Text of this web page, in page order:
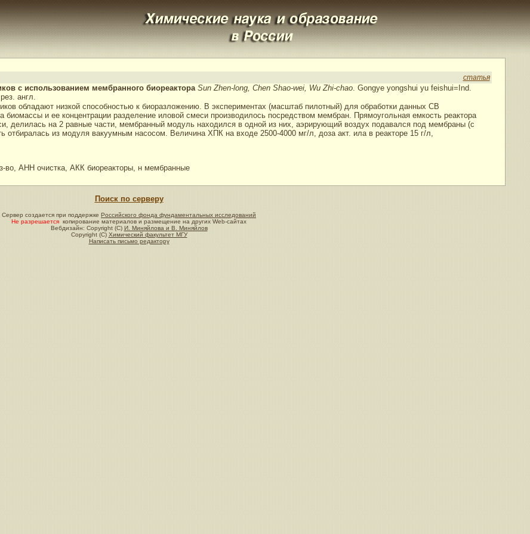
статья
с использованием мембранного биореактора Sun Zhen-long, Chen Shao-wei, Wu Zhi-chao. Gongye yongshui yu feishui=Ind.
англ.
обладают низкой способностью к биоразложению. В экспериментах (масштаб пилотный) для обработки данных СВ
биомассы и ее концентрации разделение иловой смеси производилось посредством мембран. Прямоугольная емкость реактора
делилась на 2 равные части, мембранный модуль находился в одной из них, аэрирующий воздух подавался под мембраны (с
из модуля вакуумным насосом. Величина ХПК на входе 2500-4000 мг/л, доза акт. ила в реакторе 15 г/л,
во, АНН очистка, АКК биореакторы, н мембранные
Поиск по серверу
Сервер создается при поддержке Российского фонда фундаментальных исследований
Не разрешается копирование материалов и размещение на других Web-сайтах
Вебдизайн: Copyright (C) И. Миняйлова и В. Миняйлов
Copyright (C) Химический факультет МГУ
Написать письмо редактору